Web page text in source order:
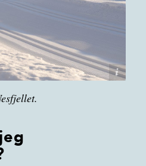
Nikolai Jelstrup